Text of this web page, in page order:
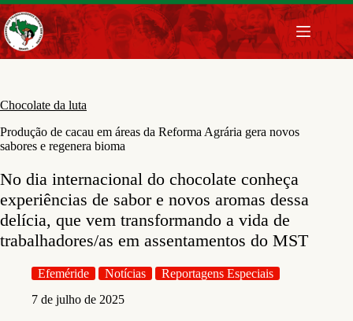
Pular
para
o
conteúdo
Chocolate da luta
Produção de cacau em áreas da Reforma Agrária gera novos
sabores e regenera bioma
No dia internacional do chocolate conheça
experiências de sabor e novos aromas dessa
delícia, que vem transformando a vida de
trabalhadores/as em assentamentos do MST
Efeméride Notícias
Reportagens Especiais
7 de julho de 2025